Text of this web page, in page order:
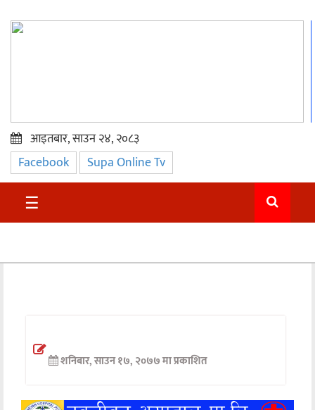
प्रमुख
समाचार
सुदुर
अन्तर्वार्ता
खेलकुद
आइतबार, साउन २४, २०८३
Facebook Supa Online Tv
☰
शनिबार, साउन १७, २०७७ मा प्रकाशित